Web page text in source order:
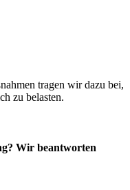
tragen wir dazu bei,
zu belasten.
Wir beantworten